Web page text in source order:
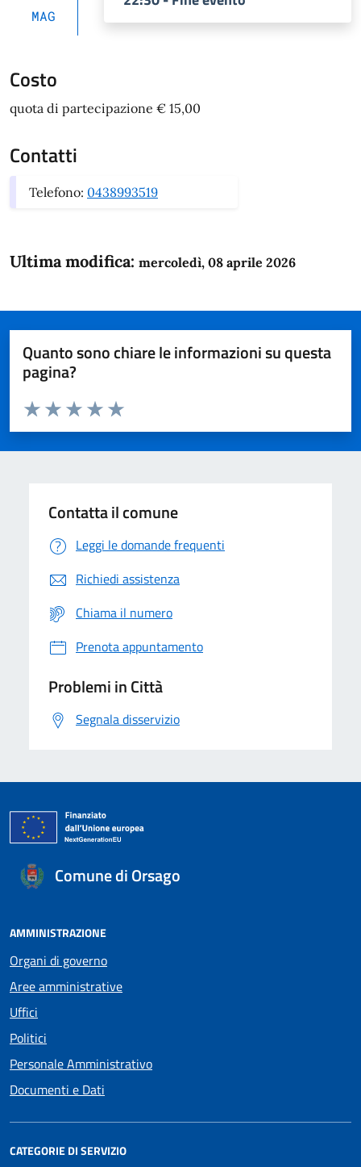
MAG
Costo
quota di partecipazione € 15,00
Contatti
Telefono: 0438993519
Ultima modifica: mercoledì, 08 aprile 2026
Quanto sono chiare le informazioni su questa
pagina?
Domanda
Valuta da 1 a 5 stelle la pagina
Valuta 5 stelle su 5
Valuta 4 stelle su 5
Valuta 3 stelle su 5
Valuta 2 stelle su 5
Valuta 1 stelle su 5
Contatta il comune
Leggi le domande frequenti
Richiedi assistenza
Chiama il numero
Prenota appuntamento
Problemi in Città
Segnala disservizio
Comune di Orsago
AMMINISTRAZIONE
Organi di governo
Aree amministrative
Uffici
Politici
Personale Amministrativo
Documenti e Dati
CATEGORIE DI SERVIZIO